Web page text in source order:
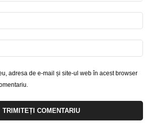
adresa de e-mail și site-ul web în acest browser